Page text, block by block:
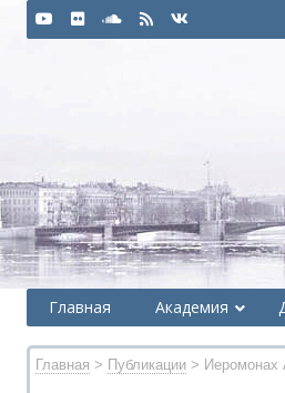
Главная Академия
Главная > Публикации > Иеромонах